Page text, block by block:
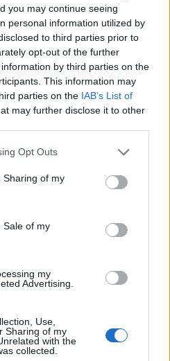
you may continue seeing
personal information utilized by
to third parties prior to
opt-out of the further
by third parties on the
This information may
parties on the IAB’s List of
may further disclose it to other
app uses one or more Google
behaviour. You may click to
and its third-party tags to
purposes in below Google
Opt Outs
Sharing of my
Sale of my
my
Advertising.
Use,
Sharing of my
with the
collected.
tue segnalazioni,
e le tue foto
al numero +39
nostre ultime news
h
a
precedente